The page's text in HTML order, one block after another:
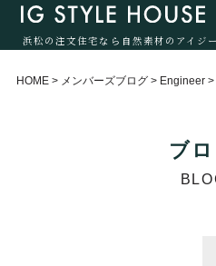
浜松の注文住宅なら自然素材のアイジ
HOME > メンバーズブログ > Engineer >
ブ